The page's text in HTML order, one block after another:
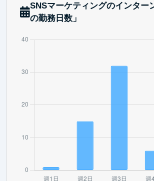
SNSマーケティングのインター
の勤務日数」